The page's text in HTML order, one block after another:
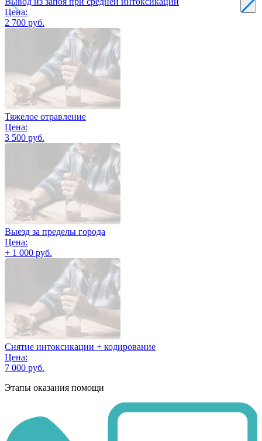
Цена:
2 700 руб.
Тяжелое отравление
Цена:
3 500 руб.
Выезд за пределы города
Цена:
+ 1 000 руб.
Снятие интоксикации + кодирование
Цена:
7 000 руб.
Этапы оказания помощи